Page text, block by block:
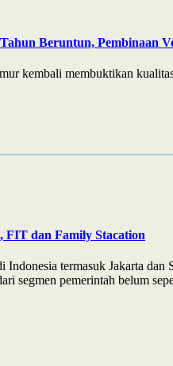
Beruntun, Pembinaan
kembali membuktikan
FIT dan Family Stacation
termasuk Jakarta
segmen pemerintah belum